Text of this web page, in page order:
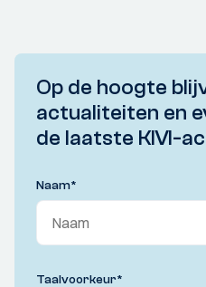
Op de hoogte
actualiteiten en
de laatste KIVI-
Naam*
Taalvoorkeur*